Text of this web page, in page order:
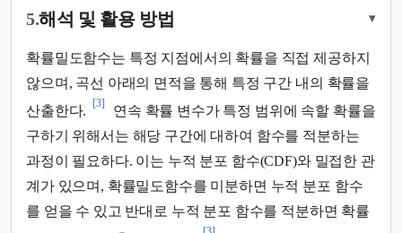
5.해석 및 활용 방법 ▾
확률밀도함수는 특정 지점에서의 확률을 직접 제공하지
않으며, 곡선 아래의 면적을 통해 특정 구간 내의 확률을
산출한다.
[3]
연속 확률 변수가 특정 범위에 속할 확률을
구하기 위해서는 해당 구간에 대하여 함수를 적분하는
과정이 필요하다. 이는 누적 분포 함수(CDF)와 밀접한 관
계가 있으며, 확률밀도함수를 미분하면 누적 분포 함수
를 얻을 수 있고 반대로 누적 분포 함수를 적분하면 확률